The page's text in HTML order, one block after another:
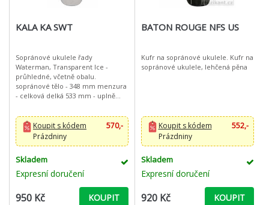
KALA KA SWT
Sopránové ukulele řady
Waterman, Transparent Ice -
průhledné, včetně obalu.
sopránové tělo - 348 mm menzura
- celková delká 533 mm - uplně
ABS - odolné proti vodě a vlhkosti -
lehce zaměnit
Koupit s kódem
570,-
Prázdniny
Skladem
Expresní doručení
950 Kč KOUPIT
BATON ROUGE NFS US
Kufr na sopránové ukulele. Kufr na
sopránové ukulele, lehčená pěna
Koupit s kódem
552,-
Prázdniny
Skladem
Expresní doručení
920 Kč KOUPIT